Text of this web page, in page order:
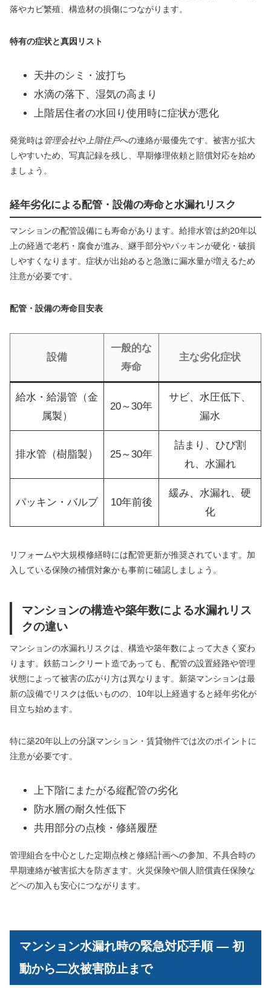
落やカビ繁殖、構造材の損傷につながります。
特有の症状と真因リスト
天井のシミ・波打ち
水滴の落下、湿気の高まり
上階居住者の水回り使用時に症状が悪化
発覚時は管理会社や 上階住戸への連絡が最優先です。被害が拡大
しやすいため、写真記録を残し、早期修理依頼と賠償対応を始め
ましょう。
経年劣化による配管・設備の寿命と水漏れリスク
マンションの配管設備にも寿命があります。給排水管は約20年以
上の経過で老朽・腐食が進み、継手部分やパッキンが硬化・破損
しやすくなります。症状が出始めると急激に漏水量が増えるため
注意が必要です。
配管・設備の寿命目安表
設備
一般的な
寿命
主な劣化症状
給水・給湯管（金
属製）
20～30年
サビ、水圧低下、
漏水
排水管（樹脂製） 25～30年
詰まり、ひび割
れ、水漏れ
パッキン・バルブ 10年前後
緩み、水漏れ、硬
化
リフォームや大規模修繕時には配管更新が推奨されています。加
入している保険の補償対象かも事前に確認しましょう。
マンションの構造や築年数による水漏れリス
クの違い
マンションの水漏れリスクは、構造や築年数によって大きく変わ
ります。鉄筋コンクリート造であっても、配管の設置経路や管理
状態によって被害の広がり方は異なります。新築マンションは最
新の設備でリスクは低いものの、10年以上経過すると経年劣化が
目立ち始めます。
特に築20年以上の分譲マンション・賃貸物件では次のポイントに
注意が必要です。
上下階にまたがる縦配管の劣化
防水層の耐久性低下
共用部分の点検・修繕履歴
管理組合を中心とした定期点検と修繕計画への参加、不具合時の
早期連絡が被害拡大を防ぎます。火災保険や個人賠償責任保険な
どへの加入も安心につながります。
マンション水漏れ時の緊急対応手順 — 初
動から二次被害防止まで